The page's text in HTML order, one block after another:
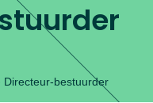
Directeur-bestuurder